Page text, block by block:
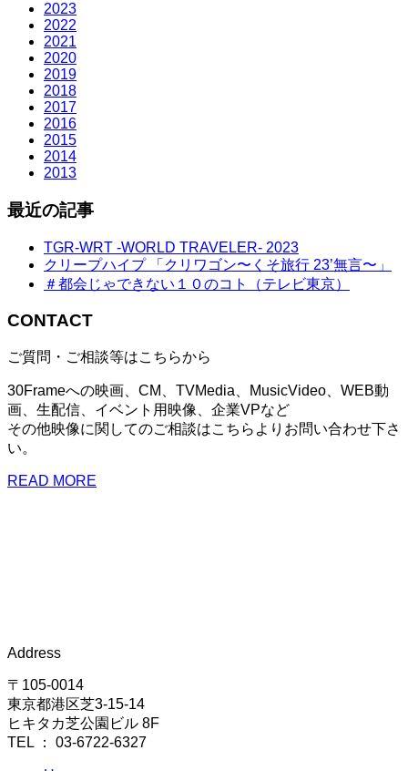
2023
2022
2021
2020
2019
2018
2017
2016
2015
2014
2013
最近の記事
TGR-WRT -WORLD TRAVELER- 2023
クリープハイプ 「クリワゴン〜くそ旅行 23’無言〜」
＃都会じゃできない１０のコト（テレビ東京）
CONTACT
ご質問・ご相談等はこちらから
30Frameへの映画、CM、TVMedia、MusicVideo、WEB動
画、生配信、イベント用映像、企業VPなど
その他映像に関してのご相談はこちらよりお問い合わせ下さ
い。
READ MORE
Address
〒105-0014
東京都港区芝3-15-14
ヒキタカ芝公園ビル 8F
TEL ： 03-6722-6327